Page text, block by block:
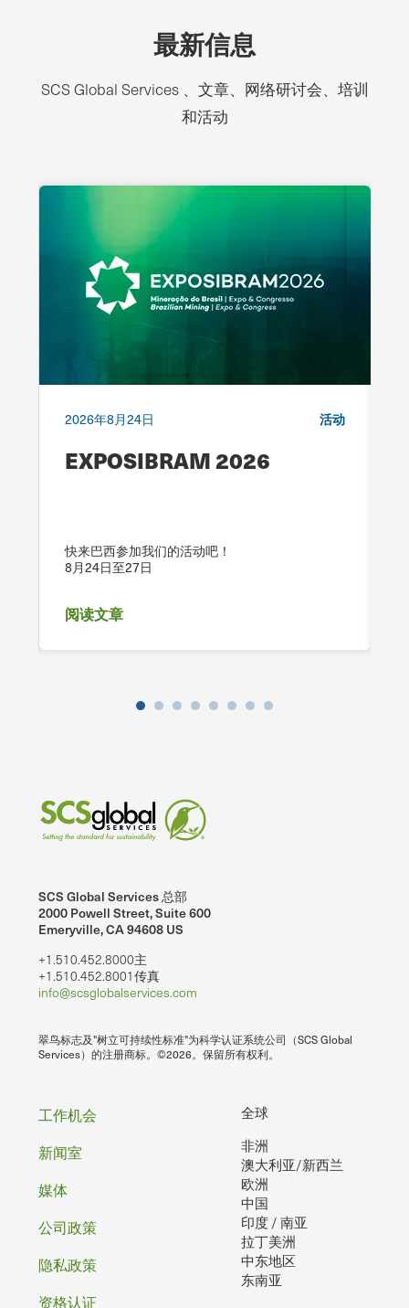
最新信息
SCS Global Services 、文章、网络研讨会、培训
和活动
2026年8月24日 活动
EXPOSIBRAM 2026
快来巴西参加我们的活动吧！
8月24日至27日
阅读文章
SCS Global Services 总部
2000 Powell Street, Suite 600
Emeryville, CA 94608 US
+1.510.452.8000主
+1.510.452.8001传真
info@scsglobalservices.com
翠鸟标志及"树立可持续性标准"为科学认证系统公司（SCS Global
Services）的注册商标。©2026。保留所有权利。
全球
非洲
澳大利亚/新西兰
欧洲
中国
印度 / 南亚
拉丁美洲
中东地区
东南亚
页
脚
工作机会
新闻室
媒体
公司政策
隐私政策
资格认证